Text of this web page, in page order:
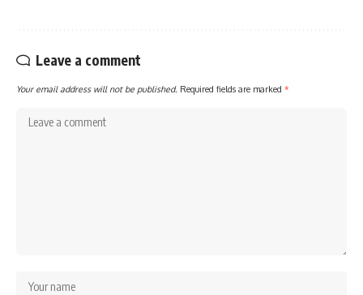
Leave a comment
Your email address will not be published. Required fields are marked *